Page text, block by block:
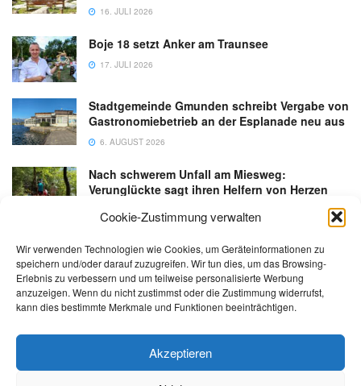
Cookie-Zustimmung verwalten
Wir verwenden Technologien wie Cookies, um Geräteinformationen zu
speichern und/oder darauf zuzugreifen. Wir tun dies, um das Browsing-
Erlebnis zu verbessern und um teilweise personalisierte Werbung
anzuzeigen. Wenn du nicht zustimmst oder die Zustimmung widerrufst,
kann dies bestimmte Merkmale und Funktionen beeinträchtigen.
Akzeptieren
16. JULI 2026
Boje 18 setzt Anker am Traunsee
17. JULI 2026
Stadtgemeinde Gmunden schreibt Vergabe von
Gastronomiebetrieb an der Esplanade neu aus
6. AUGUST 2026
Nach schwerem Unfall am Miesweg:
Verunglückte sagt ihren Helfern von Herzen